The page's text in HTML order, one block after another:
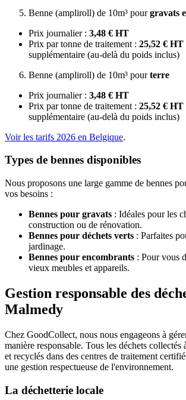
Benne (ampliroll) de 10m³ pourgravats
Prix journalier : 3,48 € HT
Prix par tonne de traitement : 25,52 € HT
supplémentaire (au-delà du poids inclus)
Benne (ampliroll) de 10m³ pourterre
Prix journalier : 3,48 € HT
Prix par tonne de traitement : 25,52 € HT
supplémentaire (au-delà du poids inclus)
Voir les tarifs 2026 en Belgique.
Types de bennes disponibles
Nous proposons une large gamme de bennes
vos besoins :
Bennes pour gravats : Idéales pour les
construction ou de rénovation.
Bennes pour déchets verts : Parfaites
jardinage.
Bennes pour encombrants : Pour vous
vieux meubles et appareils.
Gestion responsable des
Malmedy
Chez GoodCollect, nous nous engageons à
manière responsable. Tous les déchets
et recyclés dans des centres de traitement
une gestion respectueuse de l'environnement.
La déchetterie locale